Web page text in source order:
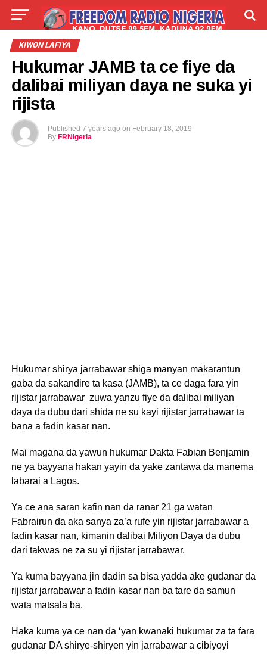
LIVE
KIWON LAFIYA
Hukumar JAMB ta ce fiye da
dalibai miliyan daya ne suka yi
rijista
Published 7 years ago on February 18, 2019
By FRNigeria
Hukumar shirya jarrabawar shiga manyan makarantun
gaba da sakandire ta kasa (JAMB), ta ce daga fara yin
rijistar jarrabawar zuwa yanzu fiye da dalibai miliyan
daya da dubu dari shida ne su kayi rijistar jarrabawar ta
bana a fadin kasar nan.
Mai magana da yawun hukumar Dakta Fabian Benjamin
ne ya bayyana hakan yayin da yake zantawa da manema
labarai a Lagos.
Ya ce ana saran kafin nan da ranar 21 ga watan
Fabrairun da aka sanya za’a rufe yin rijistar jarrabawar a
fadin kasar nan, kimanin dalibai Miliyon Daya da dubu
dari takwas ne za su yi rijistar jarrabawar.
Ya kuma bayyana jin dadin sa bisa yadda ake gudanar da
rijistar jarrabawar a fadin kasar nan ba tare da samun
wata matsala ba.
Haka kuma ya ce nan da ‘yan kwanaki hukumar za ta fara
gudanar DA shirye-shiryen yin jarrabawar a cibiyoyi